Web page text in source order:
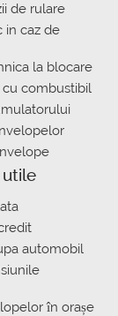
de rulare
in caz de
la blocare
combustibil
automobil
în orașe